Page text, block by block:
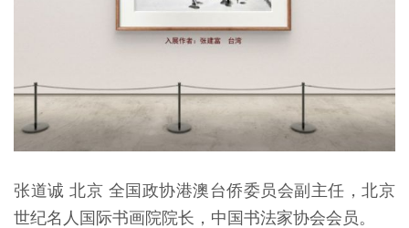
张道诚 北京 全国政协港澳台侨委员会副主任，北京
世纪名人国际书画院院长，中国书法家协会会员。